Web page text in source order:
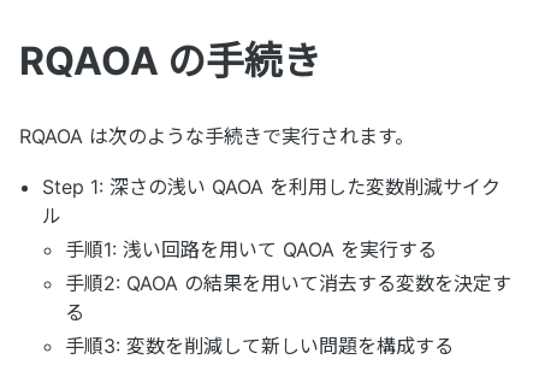
RQAOA の手続き
RQAOA は次のような手続きで実行されます。
Step 1: 深さの浅い QAOA を利用した変数削減サイク
ル
手順1: 浅い回路を用いて QAOA を実行する
手順2: QAOA の結果を用いて消去する変数を決定す
る
手順3: 変数を削減して新しい問題を構成する